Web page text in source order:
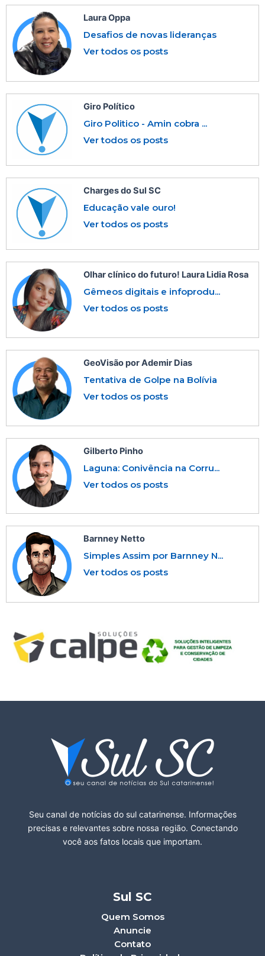
Laura Oppa
Desafios de novas lideranças
Ver todos os posts
Giro Político
Giro Politico - Amin cobra ...
Ver todos os posts
Charges do Sul SC
Educação vale ouro!
Ver todos os posts
Olhar clínico do futuro! Laura Lidia Rosa
Gêmeos digitais e infoprodu...
Ver todos os posts
GeoVisão por Ademir Dias
Tentativa de Golpe na Bolívia
Ver todos os posts
Gilberto Pinho
Laguna: Conivência na Corru...
Ver todos os posts
Barnney Netto
Simples Assim por Barnney N...
Ver todos os posts
Seu canal de notícias do sul catarinense. Informações
precisas e relevantes sobre nossa região. Conectando
você aos fatos locais que importam.
Sul SC
Quem Somos
Anuncie
Contato